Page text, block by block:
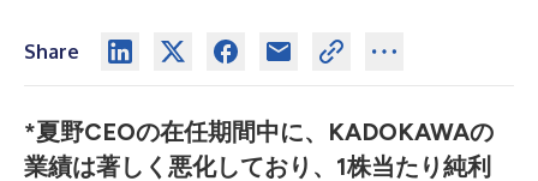
Share
*夏野CEOの在任期間中に、KADOKAWAの
業績は著しく悪化しており、1株当たり純利